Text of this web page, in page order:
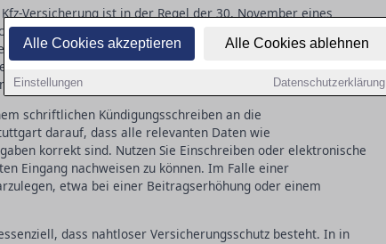
Alle Cookies akzeptieren Alle Cookies ablehnen
Einstellungen Datenschutzerklärung
Versicherung ist in der Regel der 30. November eines
dass Ihre Kündigung spätestens einen Monat vor Ablauf
eingeht. Neben der ordentlichen Kündigung gibt es das
Wechsel ermöglicht. Dieses Recht greift, wenn Ihre
einem Schadensfall unzufrieden sind.
schriftlichen Kündigungsschreiben an die
darauf, dass alle relevanten Daten wie
korrekt sind. Nutzen Sie Einschreiben oder elektronische
Eingang nachweisen zu können. Im Falle einer
etwa bei einer Beitragserhöhung oder einem
dass nahtloser Versicherungsschutz besteht. In in